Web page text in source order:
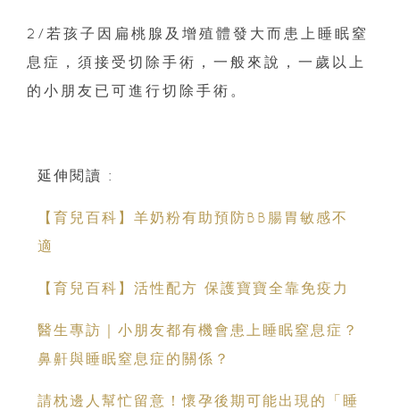
2/若孩子因扁桃腺及增殖體發大而患上睡眠窒
息症，須接受切除手術，一般來說，一歲以上
的小朋友已可進行切除手術。
延伸閱讀 :
【育兒百科】羊奶粉有助預防BB腸胃敏感不
適
【育兒百科】活性配方 保護寶寶全靠免疫力
醫生專訪｜小朋友都有機會患上睡眠窒息症？
鼻鼾與睡眠窒息症的關係？
請枕邊人幫忙留意！懷孕後期可能出現的「睡